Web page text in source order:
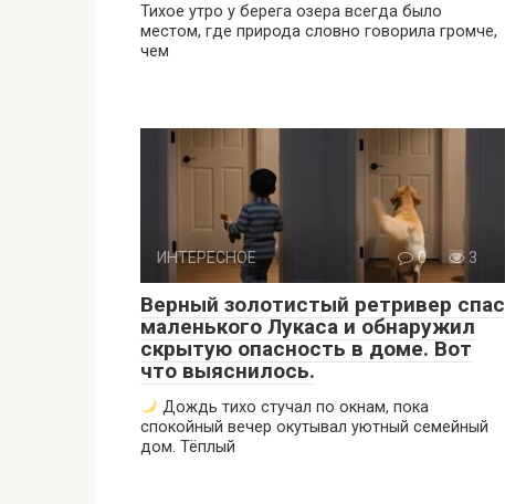
Тихое утро у берега озера всегда было
местом, где природа словно говорила громче,
чем
ИНТЕРЕСНОЕ 0 3
Верный золотистый ретривер спас
маленького Лукаса и обнаружил
скрытую опасность в доме. Вот
что выяснилось.
Дождь тихо стучал по окнам, пока
спокойный вечер окутывал уютный семейный
дом. Тёплый